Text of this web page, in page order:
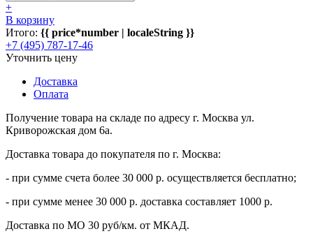
+
В корзину
Итого: {{ price*number | localeString }}
+7 (495) 787-17-46
Уточнить цену
Доставка
Оплата
Получение товара на складе по адресу г. Москва ул.
Криворожская дом 6а.
Доставка товара до покупателя по г. Москва:
- при сумме счета более 30 000 р. осуществляется бесплатно;
- при сумме менее 30 000 р. доставка составляет 1000 р.
Доставка по МО 30 руб/км. от МКАД.